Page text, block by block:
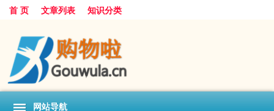
首 页 文章列表 知识分类
网站导航